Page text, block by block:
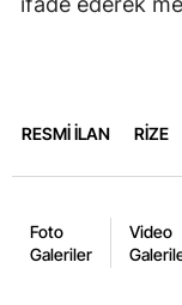
RESMİ İLAN RİZE
Foto
Galeriler
Video